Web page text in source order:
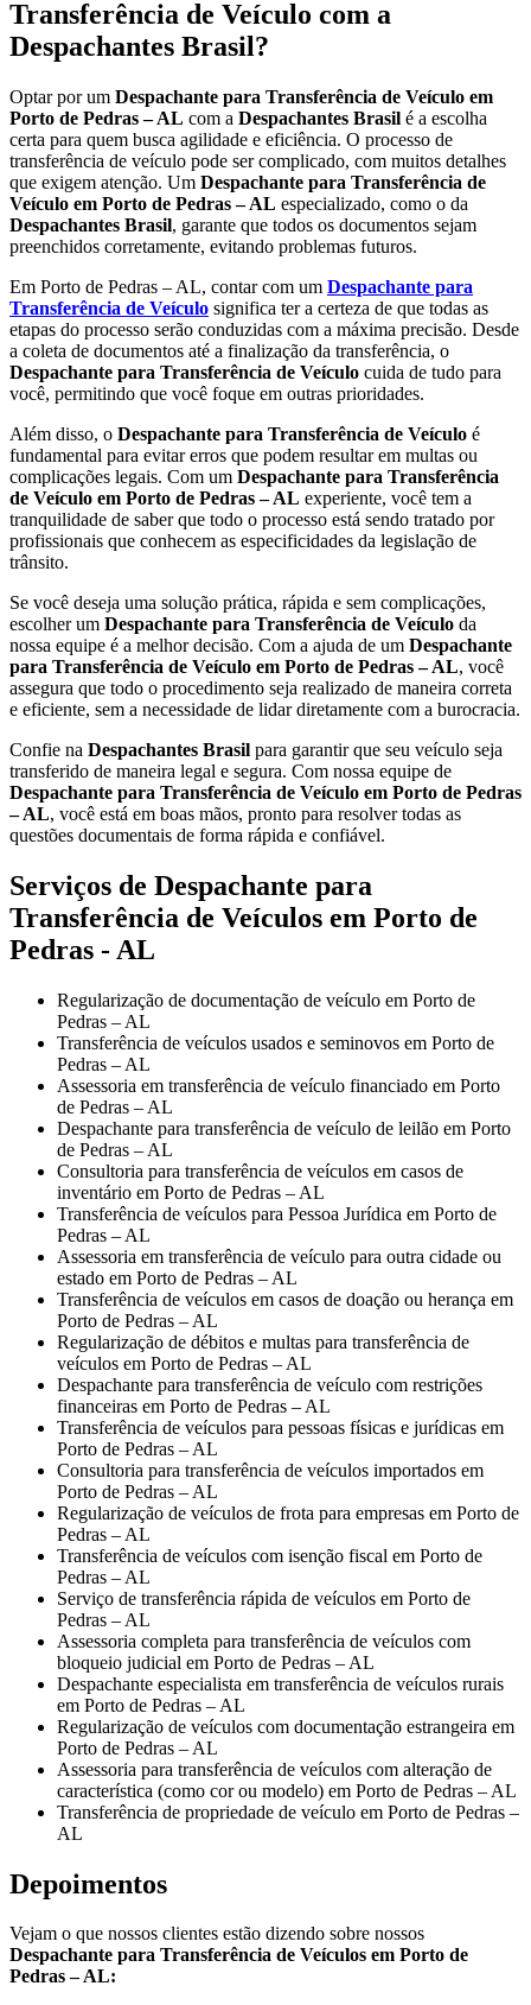
Transferência de Veículo com a
Despachantes Brasil?
Optar por um Despachante para Transferência de Veículo em
Porto de Pedras – AL com a Despachantes Brasil é a escolha
certa para quem busca agilidade e eficiência. O processo de
transferência de veículo pode ser complicado, com muitos detalhes
que exigem atenção. Um Despachante para Transferência de
Veículo em Porto de Pedras – AL especializado, como o da
Despachantes Brasil, garante que todos os documentos sejam
preenchidos corretamente, evitando problemas futuros.
Em Porto de Pedras – AL, contar com um Despachante para
Transferência de Veículo significa ter a certeza de que todas as
etapas do processo serão conduzidas com a máxima precisão. Desde
a coleta de documentos até a finalização da transferência, o
Despachante para Transferência de Veículo cuida de tudo para
você, permitindo que você foque em outras prioridades.
Além disso, o Despachante para Transferência de Veículo é
fundamental para evitar erros que podem resultar em multas ou
complicações legais. Com um Despachante para Transferência
de Veículo em Porto de Pedras – AL experiente, você tem a
tranquilidade de saber que todo o processo está sendo tratado por
profissionais que conhecem as especificidades da legislação de
trânsito.
Se você deseja uma solução prática, rápida e sem complicações,
escolher um Despachante para Transferência de Veículo da
nossa equipe é a melhor decisão. Com a ajuda de um Despachante
para Transferência de Veículo em Porto de Pedras – AL, você
assegura que todo o procedimento seja realizado de maneira correta
e eficiente, sem a necessidade de lidar diretamente com a burocracia.
Confie na Despachantes Brasil para garantir que seu veículo seja
transferido de maneira legal e segura. Com nossa equipe de
Despachante para Transferência de Veículo em Porto de Pedras
– AL, você está em boas mãos, pronto para resolver todas as
questões documentais de forma rápida e confiável.
Serviços de Despachante para
Transferência de Veículos em Porto de
Pedras - AL
Regularização de documentação de veículo em Porto de
Pedras – AL
Transferência de veículos usados e seminovos em Porto de
Pedras – AL
Assessoria em transferência de veículo financiado em Porto
de Pedras – AL
Despachante para transferência de veículo de leilão em Porto
de Pedras – AL
Consultoria para transferência de veículos em casos de
inventário em Porto de Pedras – AL
Transferência de veículos para Pessoa Jurídica em Porto de
Pedras – AL
Assessoria em transferência de veículo para outra cidade ou
estado em Porto de Pedras – AL
Transferência de veículos em casos de doação ou herança em
Porto de Pedras – AL
Regularização de débitos e multas para transferência de
veículos em Porto de Pedras – AL
Despachante para transferência de veículo com restrições
financeiras em Porto de Pedras – AL
Transferência de veículos para pessoas físicas e jurídicas em
Porto de Pedras – AL
Consultoria para transferência de veículos importados em
Porto de Pedras – AL
Regularização de veículos de frota para empresas em Porto de
Pedras – AL
Transferência de veículos com isenção fiscal em Porto de
Pedras – AL
Serviço de transferência rápida de veículos em Porto de
Pedras – AL
Assessoria completa para transferência de veículos com
bloqueio judicial em Porto de Pedras – AL
Despachante especialista em transferência de veículos rurais
em Porto de Pedras – AL
Regularização de veículos com documentação estrangeira em
Porto de Pedras – AL
Assessoria para transferência de veículos com alteração de
característica (como cor ou modelo) em Porto de Pedras – AL
Transferência de propriedade de veículo em Porto de Pedras –
AL
Depoimentos
Vejam o que nossos clientes estão dizendo sobre nossos
Despachante para Transferência de Veículos em Porto de
Pedras – AL: